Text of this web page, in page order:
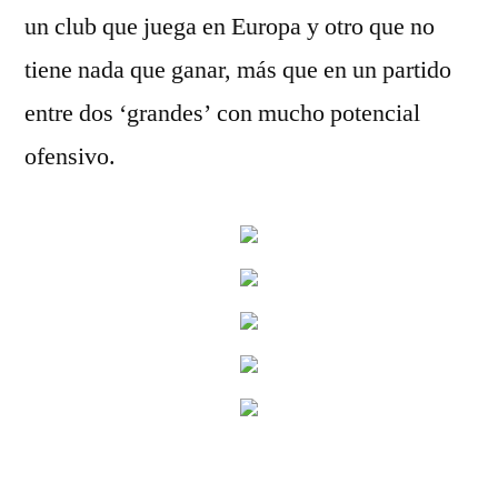
un club que juega en Europa y otro que no
tiene nada que ganar, más que en un partido
entre dos ‘grandes’ con mucho potencial
ofensivo.